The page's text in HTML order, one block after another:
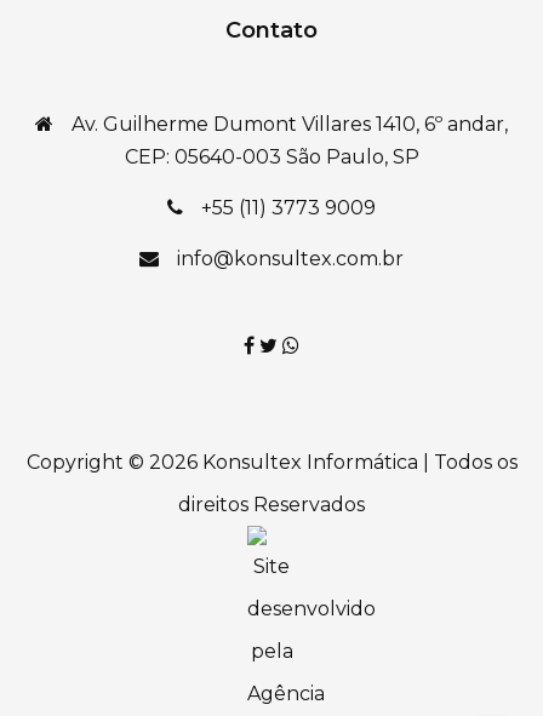
Contato
Av. Guilherme Dumont Villares 1410, 6º andar,
CEP: 05640-003 São Paulo, SP
+55 (11) 3773 9009
info@konsultex.com.br
Copyright © 2026 Konsultex Informática | Todos os
direitos Reservados